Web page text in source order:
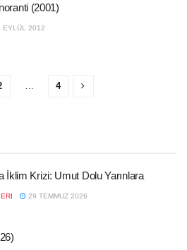
(2001)
EYLÜL 2012
… 4
İklim Krizi: Umut Dolu Yarınlara
29 TEMMUZ 2026